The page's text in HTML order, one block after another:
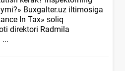
Buxgalter.uz iltimosiga
In Tax» soliq
direktori Radmila
...